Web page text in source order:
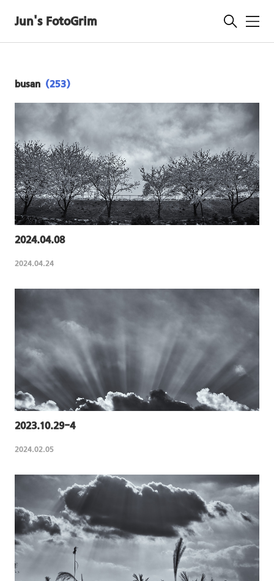
Jun's FotoGrim
메
busan (253)
2024.04.08
2024.04.24
2023.10.29-4
2024.02.05